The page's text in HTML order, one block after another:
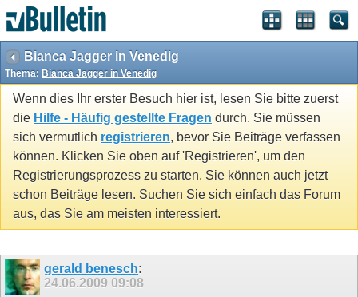
Bianca Jagger in Venedig
Thema: Bianca Jagger in Venedig
Wenn dies Ihr erster Besuch hier ist, lesen Sie bitte zuerst
die Hilfe - Häufig gestellte Fragen durch. Sie müssen
sich vermutlich registrieren, bevor Sie Beiträge verfassen
können. Klicken Sie oben auf 'Registrieren', um den
Registrierungsprozess zu starten. Sie können auch jetzt
schon Beiträge lesen. Suchen Sie sich einfach das Forum
aus, das Sie am meisten interessiert.
gerald benesch:
24.06.2009 09:08